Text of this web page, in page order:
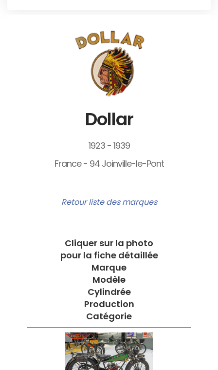
Dollar
1923 - 1939
France - 94 Joinville-le-Pont
Retour liste des marques
Cliquer sur la photo
pour la fiche détaillée
Marque
Modèle
Cylindrée
Production
Catégorie